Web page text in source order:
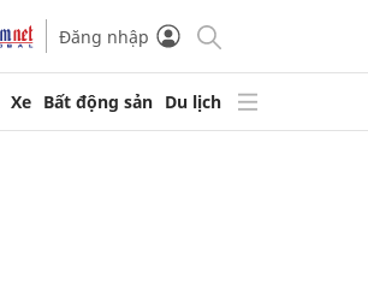
Đăng nhập
Xe Bất động sản Du lịch